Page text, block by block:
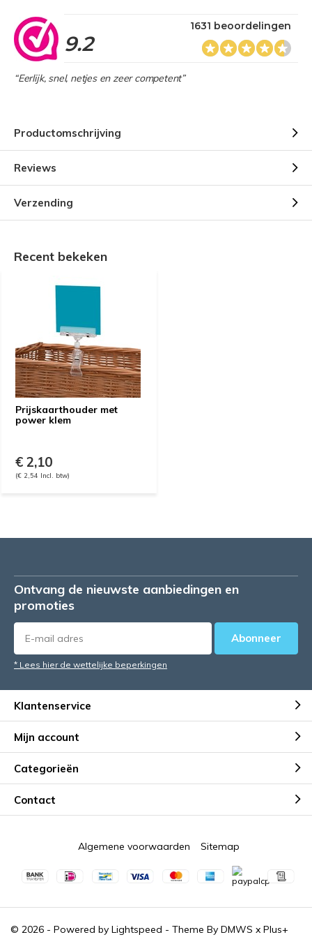
9.2
1631 beoordelingen
“Eerlijk, snel, netjes en zeer competent”
Productomschrijving
Reviews
Verzending
Recent bekeken
Prijskaarthouder met
power klem
€ 2,10
(€ 2,54 Incl. btw)
Ontvang de nieuwste aanbiedingen en
promoties
Abonneer
* Lees hier de wettelijke beperkingen
Klantenservice
Mijn account
Categorieën
Contact
© 2026 - Powered by Lightspeed - Theme By DMWS x Plus+
Algemene voorwaarden Sitemap